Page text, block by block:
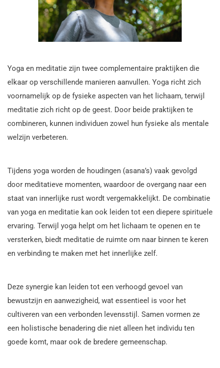
Yoga en meditatie zijn twee complementaire praktijken die
elkaar op verschillende manieren aanvullen. Yoga richt zich
voornamelijk op de fysieke aspecten van het lichaam, terwijl
meditatie zich richt op de geest. Door beide praktijken te
combineren, kunnen individuen zowel hun fysieke als mentale
welzijn verbeteren.
Tijdens yoga worden de houdingen (asana’s) vaak gevolgd
door meditatieve momenten, waardoor de overgang naar een
staat van innerlijke rust wordt vergemakkelijkt. De combinatie
van yoga en meditatie kan ook leiden tot een diepere spirituele
ervaring. Terwijl yoga helpt om het lichaam te openen en te
versterken, biedt meditatie de ruimte om naar binnen te keren
en verbinding te maken met het innerlijke zelf.
Deze synergie kan leiden tot een verhoogd gevoel van
bewustzijn en aanwezigheid, wat essentieel is voor het
cultiveren van een verbonden levensstijl. Samen vormen ze
een holistische benadering die niet alleen het individu ten
goede komt, maar ook de bredere gemeenschap.